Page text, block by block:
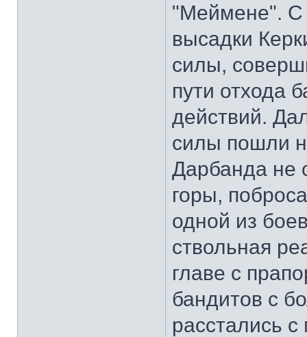
"Меймене". С
высадки
силы,
пути отхода
действий.
силы пошли
Дарбанда не
горы,
одной из
ствольная
главе с
бандитов с
расстались